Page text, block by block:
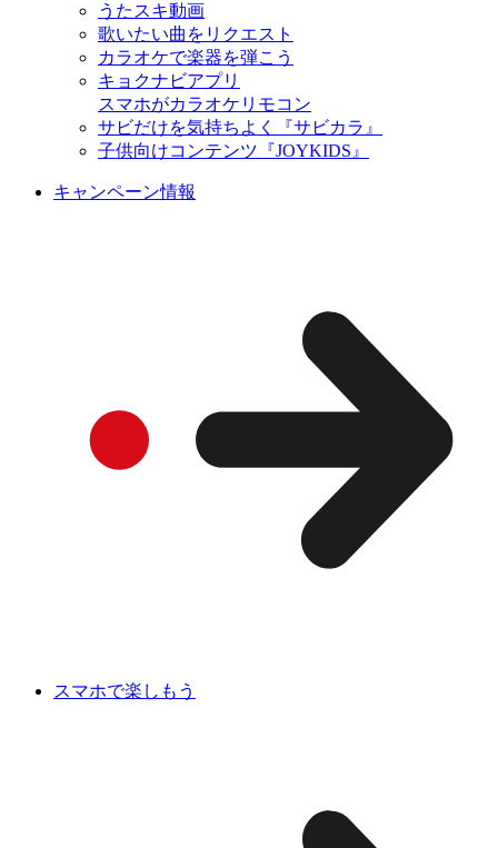
うたスキ動画
歌いたい曲をリクエスト
カラオケで楽器を弾こう
キョクナビアプリ
スマホがカラオケリモコン
サビだけを気持ちよく『サビカラ』
子供向けコンテンツ『JOYKIDS』
キャンペーン情報
スマホで楽しもう